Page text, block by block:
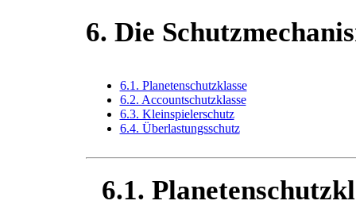
6. Die
6.1. Planetenschutzklasse
6.2. Accountschutzklasse
6.3. Kleinspielerschutz
6.4. Überlastungsschutz
6.1.